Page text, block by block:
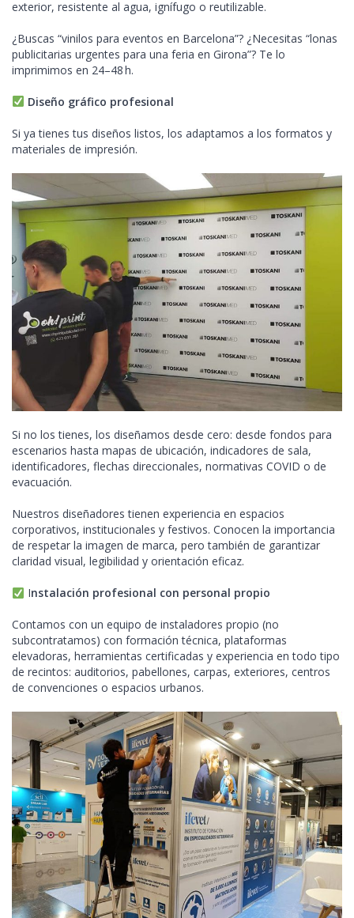
exterior, resistente al agua, ignífugo o reutilizable.
¿Buscas “vinilos para eventos en Barcelona”? ¿Necesitas “lonas
publicitarias urgentes para una feria en Girona”? Te lo
imprimimos en 24–48 h.
Diseño gráfico profesional
Si ya tienes tus diseños listos, los adaptamos a los formatos y
materiales de impresión.
Si no los tienes, los diseñamos desde cero: desde fondos para
escenarios hasta mapas de ubicación, indicadores de sala,
identificadores, flechas direccionales, normativas COVID o de
evacuación.
Nuestros diseñadores tienen experiencia en espacios
corporativos, institucionales y festivos. Conocen la importancia
de respetar la imagen de marca, pero también de garantizar
claridad visual, legibilidad y orientación eficaz.
Instalación profesional con personal propio
Contamos con un equipo de instaladores propio (no
subcontratamos) con formación técnica, plataformas
elevadoras, herramientas certificadas y experiencia en todo tipo
de recintos: auditorios, pabellones, carpas, exteriores, centros
de convenciones o espacios urbanos.